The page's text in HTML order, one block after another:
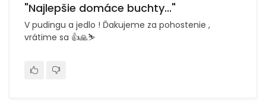
"Najlepšie domáce buchty..."
V pudingu a jedlo ! Ďakujeme za pohostenie ,
vrátime sa 👍🙏⛷